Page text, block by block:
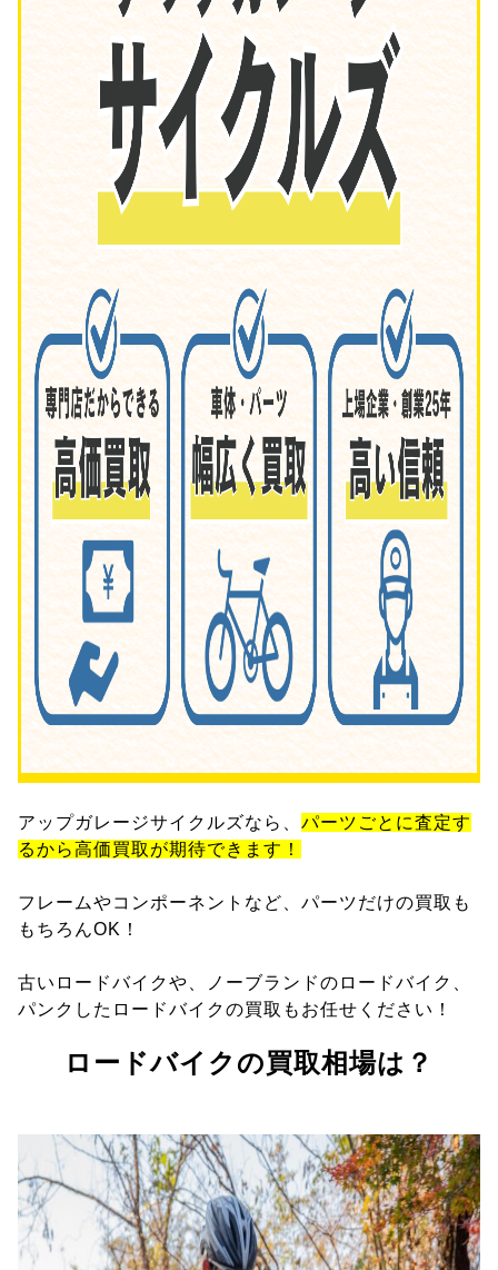
アップガレージサイクルズなら、 パーツごとに査定す
るから高価買取が期待できます！
フレームやコンポーネントなど、パーツだけの買取も
もちろんOK！
古いロードバイクや、ノーブランドのロードバイク、
パンクしたロードバイクの買取もお任せください！
ロードバイクの買取相場は？